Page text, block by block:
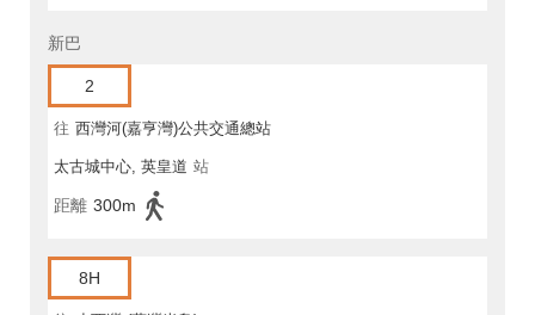
新巴
2
往 西灣河(嘉亨灣)公共交通總站
太古城中心, 英皇道 站
距離 300m
8H